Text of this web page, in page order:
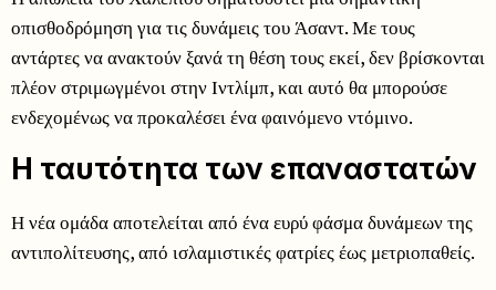
οπισθοδρόμηση για τις δυνάμεις του Άσαντ. Με τους
αντάρτες να ανακτούν ξανά τη θέση τους εκεί, δεν βρίσκονται
πλέον στριμωγμένοι στην Ιντλίμπ, και αυτό θα μπορούσε
ενδεχομένως να προκαλέσει ένα φαινόμενο ντόμινο.
Η ταυτότητα των επαναστατών
Η νέα ομάδα αποτελείται από ένα ευρύ φάσμα δυνάμεων της
αντιπολίτευσης, από ισλαμιστικές φατρίες έως μετριοπαθείς.